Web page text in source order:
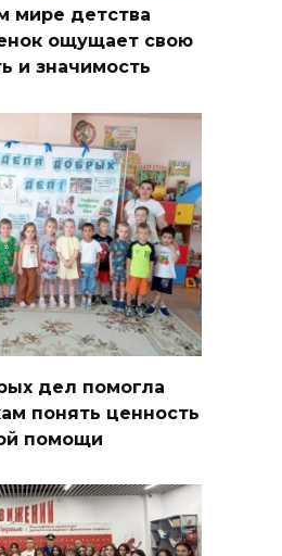
мире детства
ощущает свою
и значимость
дел помогла
понять ценность
помощи